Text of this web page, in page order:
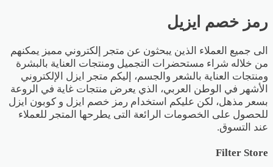
رمز خصم ايزيل
الى جميع العملاء الذين يبحثون عن متجر إلكتروني مميز يمكنهم
من خلاله شراء مستحضرات التجميل ومنتجات العناية بالبشرة
ومنتجات العناية بالشعر والجسم، إليكم متجر ايزل الإلكتروني
الأشهر في الوطن العربي، الذي يعرض منتجات غاية في الروعة
بسعر مذهل، لكن عليكم استخدام رمز خصم ايزل و كوبون ايزل
للحصول على الخصومات الرائعة التى يطرحها المتجر للعملاء
عند التسوق.
Filter Store